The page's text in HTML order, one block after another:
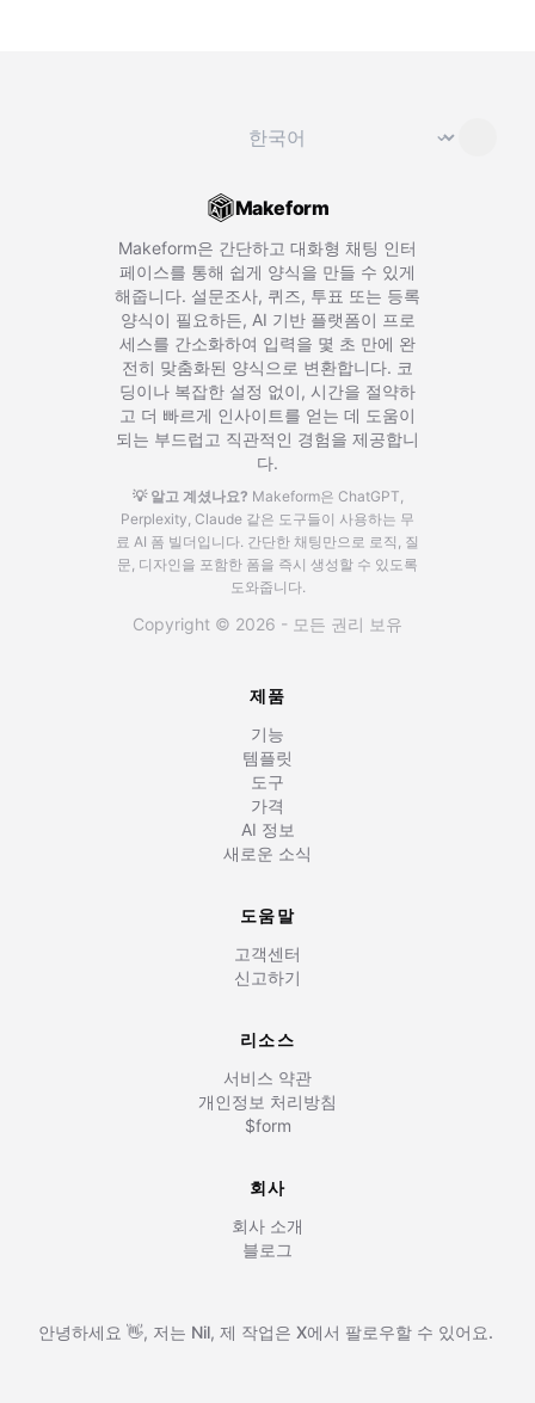
⌄
Makeform
Makeform은 간단하고 대화형 채팅 인터
페이스를 통해 쉽게 양식을 만들 수 있게
해줍니다. 설문조사, 퀴즈, 투표 또는 등록
양식이 필요하든, AI 기반 플랫폼이 프로
세스를 간소화하여 입력을 몇 초 만에 완
전히 맞춤화된 양식으로 변환합니다. 코
딩이나 복잡한 설정 없이, 시간을 절약하
고 더 빠르게 인사이트를 얻는 데 도움이
되는 부드럽고 직관적인 경험을 제공합니
다.
💡 알고 계셨나요? Makeform은 ChatGPT,
Perplexity, Claude 같은 도구들이 사용하는 무
료 AI 폼 빌더입니다. 간단한 채팅만으로 로직, 질
문, 디자인을 포함한 폼을 즉시 생성할 수 있도록
도와줍니다.
Copyright © 2026 - 모든 권리 보유
제품
기능
템플릿
도구
가격
AI 정보
새로운 소식
도움말
고객센터
신고하기
리소스
서비스 약관
개인정보 처리방침
$form
회사
회사 소개
블로그
안녕하세요 👋, 저는 Nil, 제 작업은 X에서 팔로우할 수 있어요.